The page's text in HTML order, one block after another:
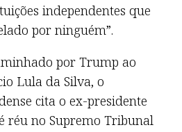
independentes que
por ninguém”.
por Trump ao
Lula da Silva, o
cita o ex-presidente
réu no Supremo Tribunal